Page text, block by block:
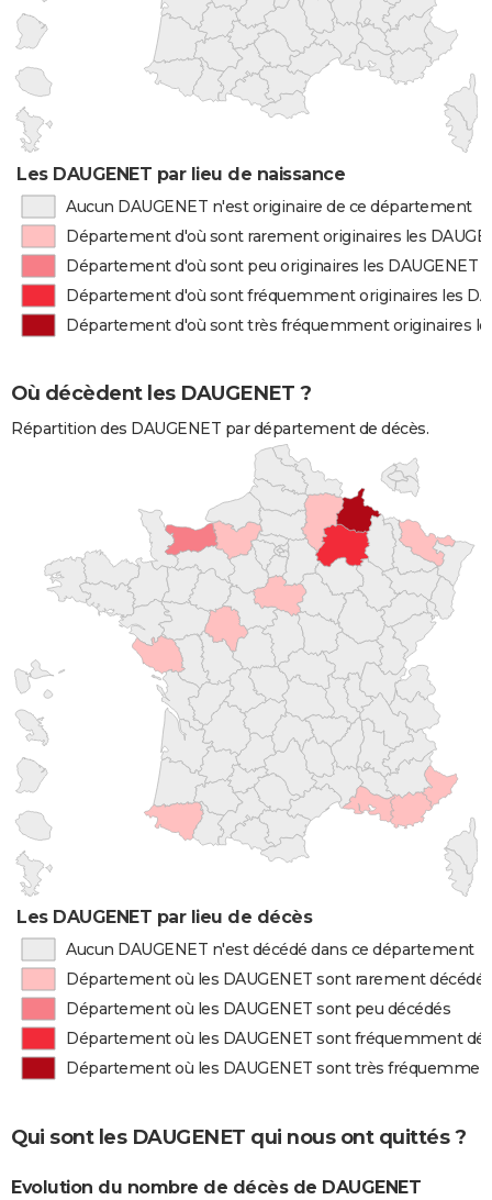
Les DAUGENET par lieu de naissance
Aucun DAUGENET n'est originaire de ce département
Département d'où sont rarement originaires les
Département d'où sont peu originaires les DAUGENET
Département d'où sont fréquemment originaires les
Département d'où sont très fréquemment originaires
Où décèdent les DAUGENET ?
Répartition des DAUGENET par département de décès.
Les DAUGENET par lieu de décès
Aucun DAUGENET n'est décédé dans ce département
Département où les DAUGENET sont rarement décédés
Département où les DAUGENET sont peu décédés
Département où les DAUGENET sont fréquemment
Département où les DAUGENET sont très
Qui sont les DAUGENET qui nous ont quittés ?
Evolution du nombre de décès de DAUGENET